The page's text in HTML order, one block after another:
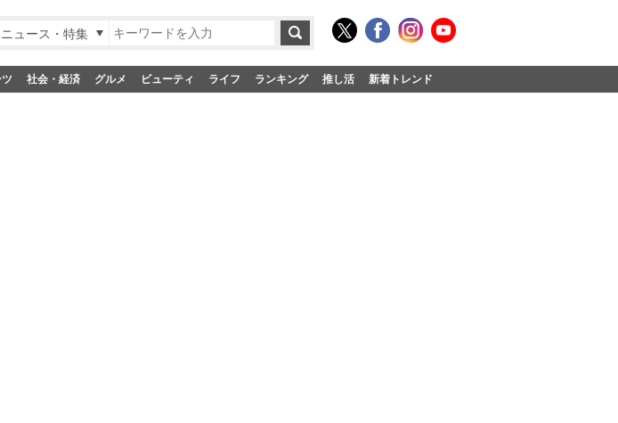
ニュース・特集
社会・経済 グルメ ビューティ ライフ ランキング 推し活 新着トレンド